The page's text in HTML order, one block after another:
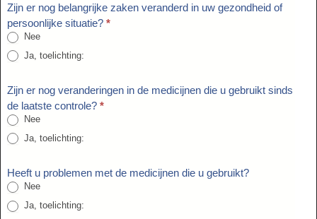
Zijn er nog belangrijke zaken veranderd in uw gezondheid of
persoonlijke situatie? *
Nee
Ja, toelichting:
Zijn er nog veranderingen in de medicijnen die u gebruikt sinds
de laatste controle? *
Nee
Ja, toelichting:
Heeft u problemen met de medicijnen die u gebruikt?
Nee
Ja, toelichting: